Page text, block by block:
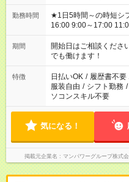
勤務時間
★1日5時間～の時短シフトOK ★スタート時間選
16:00 9:00～17:00 11:00～
場合、他のお仕事と合
ん ※法令に基づき、週
となります ※労働者派
短時間・短期間の就業
期間
開始日はご相談くだ
でも働けます！
特徴 日払いOK / 履歴書不要
服装自由 / シフト勤務 /
ソコンスキル不要
気になる！
掲載元企業名 マンパワーグループ株式